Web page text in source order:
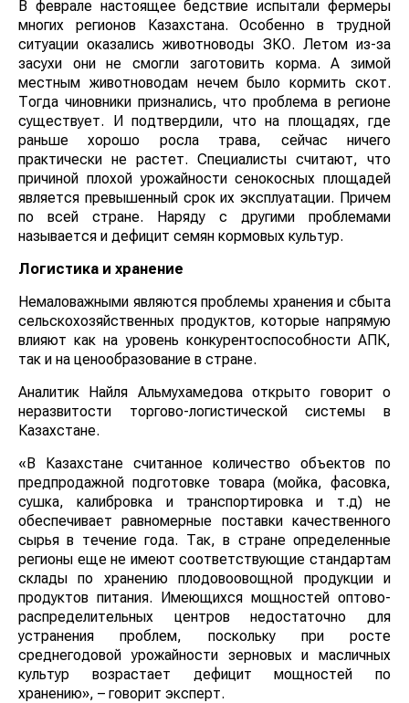
В феврале настоящее бедствие испытали фермеры
многих регионов Казахстана. Особенно в трудной
ситуации оказались животноводы ЗКО. Летом из-за
засухи они не смогли заготовить корма. А зимой
местным животноводам нечем было кормить скот.
Тогда чиновники признались, что проблема в регионе
существует. И подтвердили, что на площадях, где
раньше хорошо росла трава, сейчас ничего
практически не растет. Специалисты считают, что
причиной плохой урожайности сенокосных площадей
является превышенный срок их эксплуатации. Причем
по всей стране. Наряду с другими проблемами
называется и дефицит семян кормовых культур.
Логистика и хранение
Немаловажными являются проблемы хранения и сбыта
сельскохозяйственных продуктов,которые напрямую
влияют как на уровень конкурентоспособности АПК,
так и на ценообразование в стране.
Аналитик Найля Альмухамедова открыто говорит о
неразвитости торгово-логистической системы в
Казахстане.
«В Казахстане считанное количество объектов по
предпродажной подготовке товара (мойка, фасовка,
сушка, калибровка и транспортировка и т.д) не
обеспечивает равномерные поставки качественного
сырья в течение года. Так, в стране определенные
регионы еще не имеют соответствующие стандартам
склады по хранению плодовоовощной продукции и
продуктов питания. Имеющихся мощностей оптово-
распределительных центров недостаточно для
устранения проблем, поскольку при росте
среднегодовой урожайности зерновых и масличных
культур возрастает дефицит мощностей по
хранению», – говорит эксперт.